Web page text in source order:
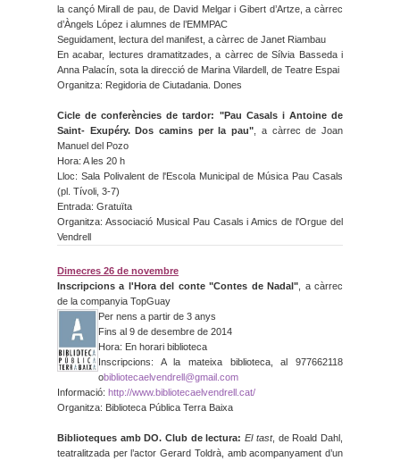
la cançó Mirall de pau, de David Melgar i Gibert d’Artze, a càrrec
d’Àngels López i alumnes de l’EMMPAC
Seguidament, lectura del manifest, a càrrec de Janet Riambau
En acabar, lectures dramatitzades, a càrrec de Sílvia Basseda i
Anna Palacín, sota la direcció de Marina Vilardell, de Teatre Espai
Organitza: Regidoria de Ciutadania. Dones
Cicle de conferències de tardor: "Pau Casals i Antoine de
Saint- Exupéry. Dos camins per la pau" , a càrrec de Joan
Manuel del Pozo
Hora: A les 20 h
Lloc: Sala Polivalent de l'Escola Municipal de Música Pau Casals
(pl. Tívoli, 3-7)
Entrada: Gratuïta
Organitza: Associació Musical Pau Casals i Amics de l'Orgue del
Vendrell
Dimecres 26 de novembre
Inscripcions a l'Hora del conte "Contes de Nadal" , a càrrec
de la companyia TopGuay
Per nens a partir de 3 anys
Fins al 9 de desembre de 2014
Hora: En horari biblioteca
Inscripcions: A la mateixa biblioteca, al 977662118
obibliotecaelvendrell@gmail.com
Informació: http://www.bibliotecaelvendrell.cat/
Organitza: Biblioteca Pública Terra Baixa
Biblioteques amb DO. Club de lectura: El tast, de Roald Dahl,
teatralitzada per l’actor Gerard Toldrà, amb acompanyament d’un